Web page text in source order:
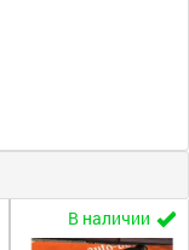
В наличии